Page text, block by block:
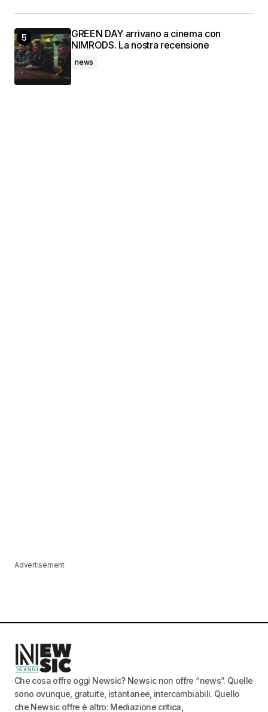
GREEN DAY arrivano a cinema con
NIMRODS. La nostra recensione
news
Advertisement
Che cosa offre oggi Newsic? Newsic non offre “news”. Quelle
sono ovunque, gratuite, istantanee, intercambiabili. Quello
che Newsic offre è altro: Mediazione critica,